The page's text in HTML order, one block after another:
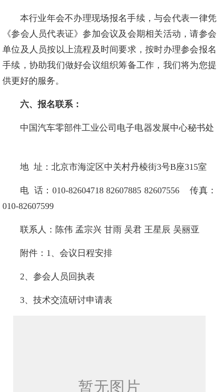
本行业年会不办理现场报名手续，与会代表一律凭
《参会人员代表证》参加会议及会期相关活动，请参会
单位及人员按以上流程及时间要求，按时办理参会报名
手续，协助我们做好会议组织筹备工作，我们将为您提
供更好的服务。
六、报名联系：
中国汽车零部件工业公司电子电器发展中心秘书处
地 址：北京市海淀区中关村丹棱街3号B座315室
电 话：010-82604718 82607885 82607556 传真：
010-82607599
联系人：陈伟 孟宗兴 甘雨 吴君 王星辰 吴丽亚
附件：1、会议日程安排
2、参会人员回执表
3、技术交流研讨申请表